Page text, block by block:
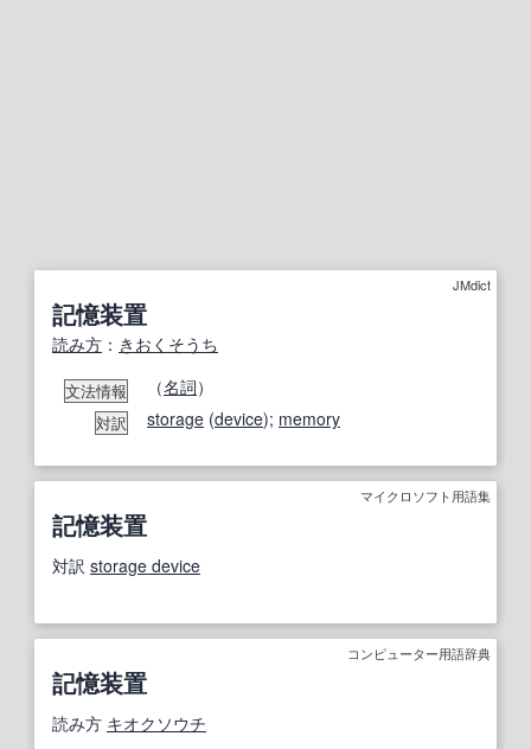
JMdict
記憶装置
読み方 ： きおくそうち
文法情報 （名詞）
対訳 storage (device); memory
マイクロソフト用語集
記憶装置
対訳 storage device
コンピューター用語辞典
記憶装置
読み方 キオクソウチ